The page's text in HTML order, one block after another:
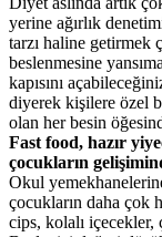
yerine ağırlık
tarzı haline getirmek
beslenmesine
kapısını
diyerek kişilere özel
olan her besin
Fast food, hazır
çocukların
Okul
çocukların daha çok
cips, kolalı içecekler,